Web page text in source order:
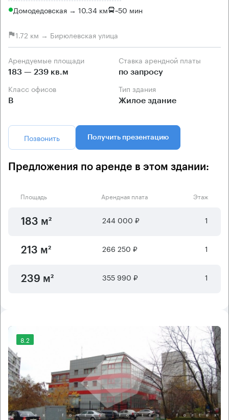
Домодедовская → 10.34 км ~50 мин
1.72 км → Бирюлевская улица
Арендуемые площади
183 — 239 кв.м
Ставка арендной платы
по запросу
Класс офисов
B
Тип здания
Жилое здание
Позвонить Получить презентацию
Предложения по аренде в этом здании:
Площадь Арендная плата Этаж
183 м² 244 000 ₽ 1
213 м² 266 250 ₽ 1
239 м² 355 990 ₽ 1
8.2